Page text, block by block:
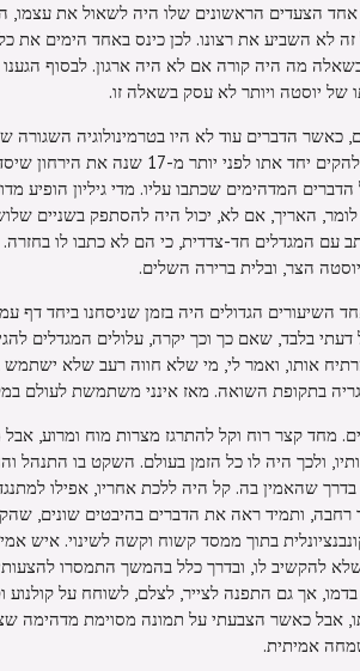
אחד הצעדים הראשונים שלו היה לשאול את עצמו,
לא השביע את רצונו. לכן כינס באחד הימים את
מה היה קורה אם לא היה ארגון. לבסוף
של יוסטה ויותר לא עסק בשאלה זו.
כאשר הדברים עוד לא היו בטרמינולוגיה השגורה
בהעברת מידע, לכן זכיתי להקים יחד
206 שלו, כל הדברים המדהימים שכתבו עליו. מדי גיליון
האריך, אם לא, יכול היה להסתפק בשניים
עם המגדלים חד-צדדית, כי הם לא כתבו לו
הצר, ובלית ברירה השלים.
השיעורים הגדולים היה בזמן שניסחנו ביחד דף
דעתי בלבד, שאם כך וכך יקרה, עלולים המגדלים
אותו, ואמר לי, מי שלא חווה רעב שלא
בתקופת השואה. מאז אינני משתמשת לעולם
מחד קצר רוח וקל להתרגז מצרות מוח ומרוע, אבל
ולכך היה לו כל הזמן בעולם. השקט בו התנהל
בדרך שהאמין בה. קל היה ללכת אחריו, אפילו
רחבה, ותמיד ראה את הדברים בהיבטים שונים,
בתוך ממסד קשוח וקשה לשינוי. איש
שלא להקשיב לו, ובדרך כלל בהמשך התמסרו
אך גם התפנה לצייר, לצלם, לשוחח על קולנוע
אבל כאשר הצבעתי על תמונה מסוימת מדהימה
אמיתית.